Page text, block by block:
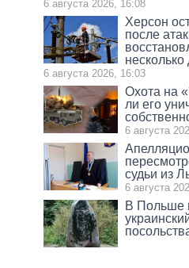
6 августа 2026, 16:08
Херсон
после
несколько
6 августа 2026, 16:03
Охота на
ли его
6 августа
судьи из
6 августа
В Польше